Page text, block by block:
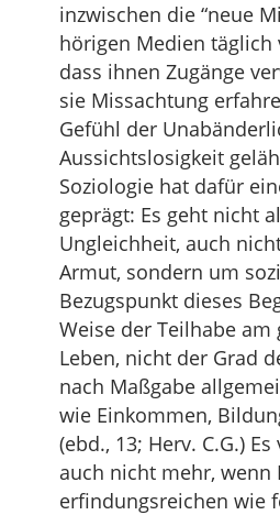
inzwischen die “neue
hörigen Medien täglich
dass ihnen Zugänge
sie Missachtung
Gefühl der
Aussichtslosigkeit
Soziologie hat dafür
geprägt: Es geht nicht
Ungleichheit, auch
Armut, sondern um
Bezugspunkt dieses
Weise der Teilhabe
Leben, nicht der Grad
nach Maßgabe
wie Einkommen,
(ebd., 13; Herv. C.G.)
auch nicht mehr, wenn
erfindungsreichen wie